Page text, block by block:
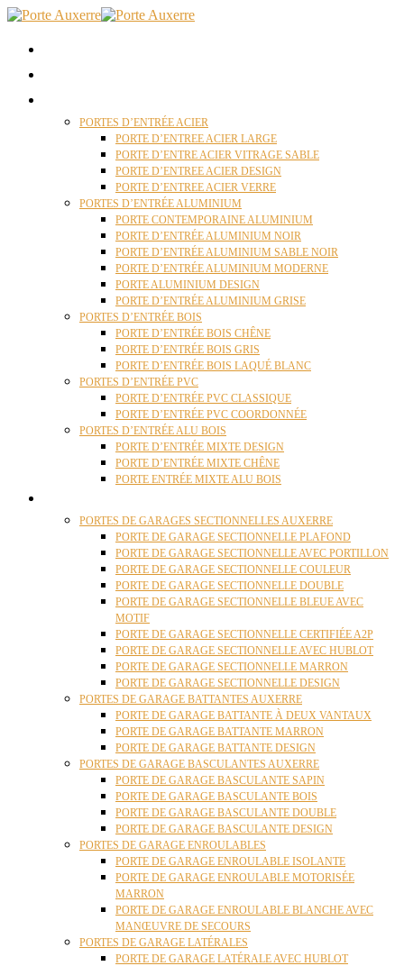
PORTES D’ENTRÉE ACIER
PORTE D’ENTREE ACIER LARGE
PORTE D’ENTRE ACIER VITRAGE SABLE
PORTE D’ENTREE ACIER DESIGN
PORTE D’ENTREE ACIER VERRE
PORTES D’ENTRÉE ALUMINIUM
PORTE CONTEMPORAINE ALUMINIUM
PORTE D’ENTRÉE ALUMINIUM NOIR
PORTE D’ENTRÉE ALUMINIUM SABLE NOIR
PORTE D’ENTRÉE ALUMINIUM MODERNE
PORTE ALUMINIUM DESIGN
PORTE D’ENTRÉE ALUMINIUM GRISE
PORTES D’ENTRÉE BOIS
PORTE D’ENTRÉE BOIS CHÊNE
PORTE D’ENTRÉE BOIS GRIS
PORTE D’ENTRÉE BOIS LAQUÉ BLANC
PORTES D’ENTRÉE PVC
PORTE D’ENTRÉE PVC CLASSIQUE
PORTE D’ENTRÉE PVC COORDONNÉE
PORTES D’ENTRÉE ALU BOIS
PORTE D’ENTRÉE MIXTE DESIGN
PORTE D’ENTRÉE MIXTE CHÊNE
PORTE ENTRÉE MIXTE ALU BOIS
PORTES DE GARAGES SECTIONNELLES AUXERRE
PORTE DE GARAGE SECTIONNELLE PLAFOND
PORTE DE GARAGE SECTIONNELLE AVEC PORTILLON
PORTE DE GARAGE SECTIONNELLE COULEUR
PORTE DE GARAGE SECTIONNELLE DOUBLE
PORTE DE GARAGE SECTIONNELLE BLEUE AVEC
MOTIF
PORTE DE GARAGE SECTIONNELLE CERTIFIÉE A2P
PORTE DE GARAGE SECTIONNELLE AVEC HUBLOT
PORTE DE GARAGE SECTIONNELLE MARRON
PORTE DE GARAGE SECTIONNELLE DESIGN
PORTES DE GARAGE BATTANTES AUXERRE
PORTE DE GARAGE BATTANTE À DEUX VANTAUX
PORTE DE GARAGE BATTANTE MARRON
PORTE DE GARAGE BATTANTE DESIGN
PORTES DE GARAGE BASCULANTES AUXERRE
PORTE DE GARAGE BASCULANTE SAPIN
PORTE DE GARAGE BASCULANTE BOIS
PORTE DE GARAGE BASCULANTE DOUBLE
PORTE DE GARAGE BASCULANTE DESIGN
PORTES DE GARAGE ENROULABLES
PORTE DE GARAGE ENROULABLE ISOLANTE
PORTE DE GARAGE ENROULABLE MOTORISÉE
MARRON
PORTE DE GARAGE ENROULABLE BLANCHE AVEC
MANŒUVRE DE SECOURS
PORTES DE GARAGE LATÉRALES
PORTE DE GARAGE LATÉRALE AVEC HUBLOT